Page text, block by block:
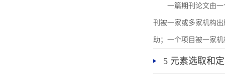
一篇期刊论文由
刊被一家或多家机构
助；一个项目被一家
5 元素选取和